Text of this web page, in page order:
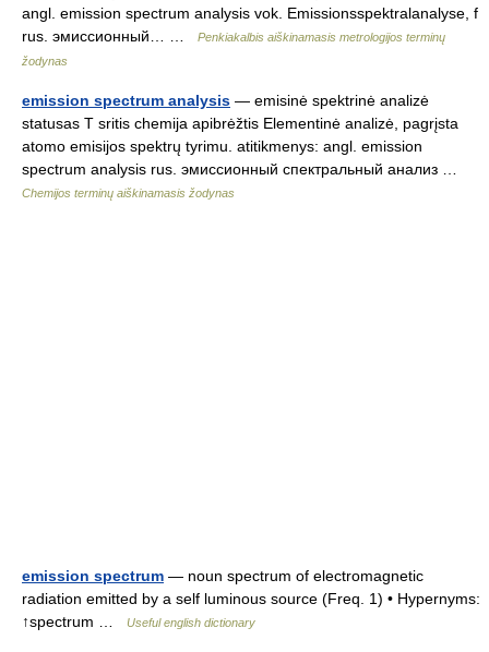
angl. emission spectrum analysis vok. Emissionsspektralanalyse, f
rus. эмиссионный… …
Penkiakalbis aiškinamasis metrologijos terminų
žodynas
emission spectrum analysis — emisinė spektrinė analizė
statusas T sritis chemija apibrėžtis Elementinė analizė, pagrįsta
atomo emisijos spektrų tyrimu. atitikmenys: angl. emission
spectrum analysis rus. эмиссионный спектральный анализ …
Chemijos terminų aiškinamasis žodynas
emission spectrum — noun spectrum of electromagnetic
radiation emitted by a self luminous source (Freq. 1) • Hypernyms:
↑spectrum …
Useful english dictionary